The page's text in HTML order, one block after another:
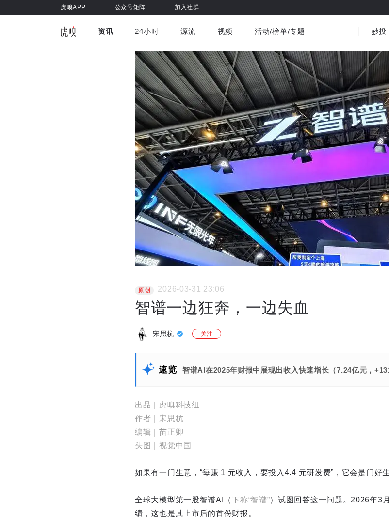
虎嗅APP 公众号矩阵 加入社群
资讯
车与出行 商业消费 社会文化 金融财经
健康 书影音 医疗 3C数码
24小时 源流 视频
虎嗅视界 视频精选
活动/榜单/专题 妙投
原创 2026-03-31 23:06
智谱一边狂奔，一边失血
宋思杭 关注
速览 智谱AI在2025年财报中展现出收入快速增长（7.24亿元，
出品｜虎嗅科技组
作者｜宋思杭
编辑｜苗正卿
头图｜视觉中国
如果有一门生意，“每赚 1 元收入，要投入4.4 元研发费”，它会是门好
全球大模型第一股智谱AI（下称“智谱”）试图回答这一问题。2026年3
绩，这也是其上市后的首份财报。